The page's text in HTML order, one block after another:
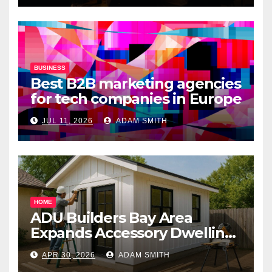
BUSINESS
Best B2B marketing agencies
for tech companies in Europe
JUL 11, 2026 ADAM SMITH
HOME
ADU Builders Bay Area
Expands Accessory Dwelling
Unit Solutions for
Homeowners Across
APR 30, 2026 ADAM SMITH